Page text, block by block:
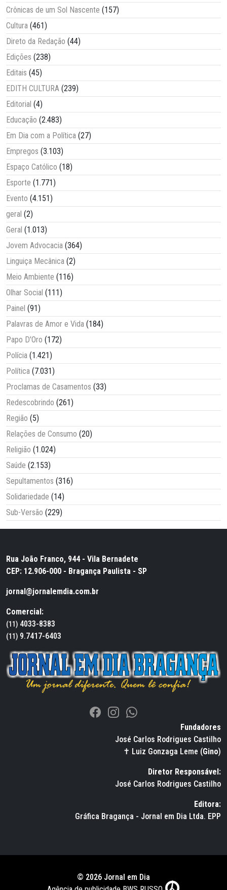
Crônicas de um Sol Nascente (157)
Cultura (461)
Direto da Redação (44)
Edições (238)
Editais (45)
EDITH CULTURA (239)
Editorial (4)
Educação (2.483)
Em Dia com a Política (27)
Empregos (3.103)
Espaço Católico (18)
Esporte (1.771)
Evento (4.151)
geral (2)
Geral (1.013)
Jovem Advocacia (364)
Linguiça Mecânica (2)
Meio Ambiente (116)
Olhar Social (111)
Painel (91)
Palavras de Amor e Vida (184)
Papo D'Oro (172)
Polícia (1.421)
Política (7.031)
Proclamas de Casamentos (33)
Redescobrindo (261)
Região (5)
Relações de Consumo (20)
Religião (1.024)
Saúde (2.153)
Sepultamentos (316)
Solidariedade (14)
Sub-Versão (229)
Rua João Franco, 944 - Vila Bernadete
CEP: 12.906-000 - Bragança Paulista - SP
jornal@jornalemdia.com.br
Comercial:
(11) 4033-8383
(11) 9.7417-6403
Fundadores
José Carlos Rodrigues Castilho
✝ Luiz Gonzaga Leme (Gino)
Diretor Responsável:
José Carlos Rodrigues Castilho
Editora:
Gráfica Bragança - Jornal em Dia Ltda. EPP
© 2026 Jornal em Dia